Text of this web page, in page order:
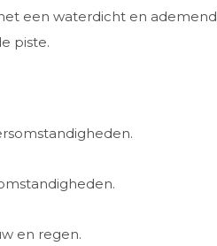
een waterdicht en ademend
piste.
en regen.